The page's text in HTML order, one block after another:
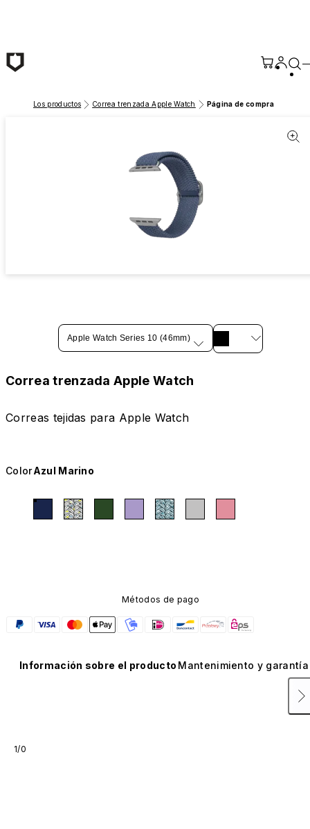
Los productos Correa trenzada Apple Watch Página de compra
Apple Watch Series 10 (46mm)
Correa trenzada Apple Watch
Correas tejidas para Apple Watch
ColorAzul Marino
Métodos de pago
Información sobre el producto Mantenimiento y garantía
1/0